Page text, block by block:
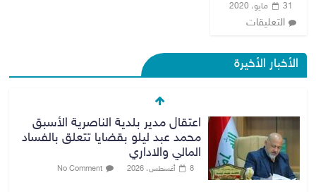
31 مايو، 2020
التعليقات
الأخبار الأخيرة
اعتقال مدير بلدية الناصرية الأسبق
محمد عبد ليلو بقضايا تتعلق بالفساد
المالي والاداري
8 أغسطس، 2026 No Comment